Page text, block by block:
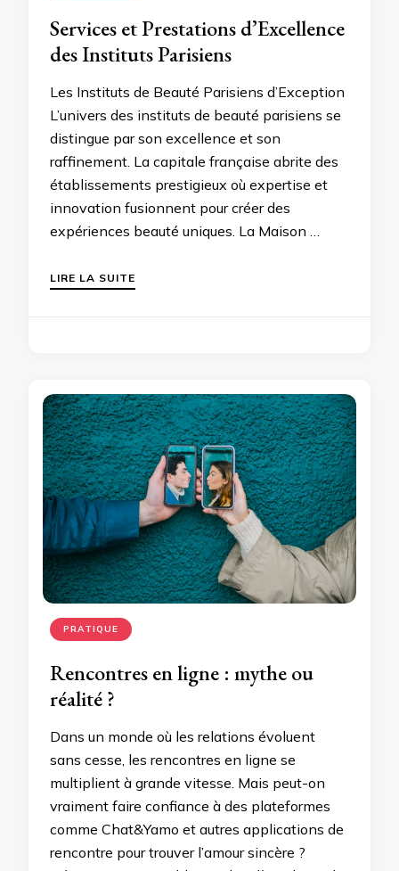
Services et Prestations d’Excellence
des Instituts Parisiens
Les Instituts de Beauté Parisiens d’Exception
L’univers des instituts de beauté parisiens se
distingue par son excellence et son
raffinement. La capitale française abrite des
établissements prestigieux où expertise et
innovation fusionnent pour créer des
expériences beauté uniques. La Maison …
LIRE LA SUITE
PRATIQUE
Rencontres en ligne : mythe ou
réalité ?
Dans un monde où les relations évoluent
sans cesse, les rencontres en ligne se
multiplient à grande vitesse. Mais peut-on
vraiment faire confiance à des plateformes
comme Chat&Yamo et autres applications de
rencontre pour trouver l’amour sincère ?